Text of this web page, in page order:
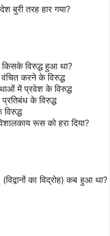
बुरी तरह हार गया?
किसके विरुद्ध हुआ था?
करने के विरुद्ध
में प्रवेश के विरुद्ध
के विरुद्ध
रूस को हरा दिया?
(विद्वानों का विद्रोह) कब हुआ था?